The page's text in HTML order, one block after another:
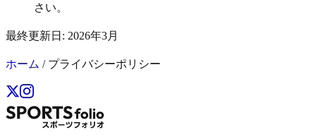
さい。
最終更新日: 2026年3月
ホーム / プライバシーポリシー